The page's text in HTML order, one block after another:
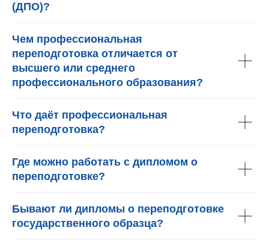
(ДПО)?
Чем профессиональная
переподготовка отличается от
высшего или среднего
профессионального образования?
Что даёт профессиональная
переподготовка?
Где можно работать с дипломом о
переподготовке?
Бывают ли дипломы о переподготовке
государственного образца?